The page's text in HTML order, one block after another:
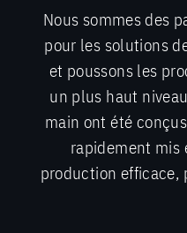
Nous sommes des
pour les solutions
et poussons les
un plus haut
main ont été
rapidement mis
production efficace,